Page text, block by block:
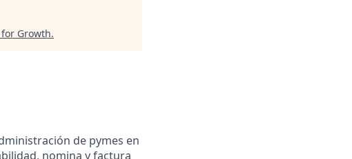
Growth.
de pymes en
nomina y factura